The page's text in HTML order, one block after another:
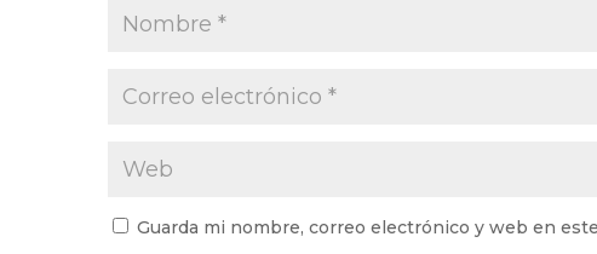
Guarda mi nombre, correo electrónico y web en